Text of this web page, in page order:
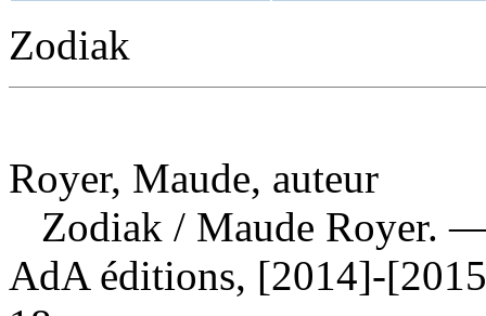
Zodiak
Royer, Maude, auteur
Zodiak / Maude Royer. —
AdA éditions, [2014]-